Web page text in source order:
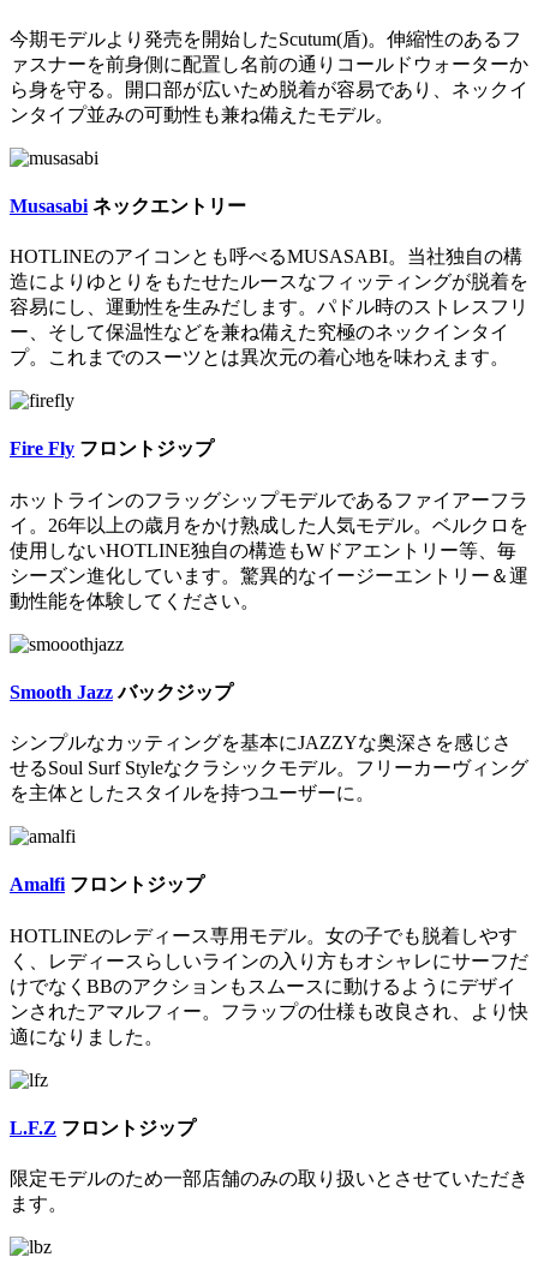
今期モデルより発売を開始したScutum(盾)。伸縮性のあるフ
ァスナーを前身側に配置し名前の通りコールドウォーターか
ら身を守る。開口部が広いため脱着が容易であり、ネックイ
ンタイプ並みの可動性も兼ね備えたモデル。
Musasabi ネックエントリー
HOTLINEのアイコンとも呼べるMUSASABI。当社独自の構
造によりゆとりをもたせたルースなフィッティングが脱着を
容易にし、運動性を生みだします。パドル時のストレスフリ
ー、そして保温性などを兼ね備えた究極のネックインタイ
プ。これまでのスーツとは異次元の着心地を味わえます。
Fire Fly フロントジップ
ホットラインのフラッグシップモデルであるファイアーフラ
イ。26年以上の歳月をかけ熟成した人気モデル。ベルクロを
使用しないHOTLINE独自の構造もWドアエントリー等、毎
シーズン進化しています。驚異的なイージーエントリー＆運
動性能を体験してください。
Smooth Jazz バックジップ
シンプルなカッティングを基本にJAZZYな奥深さを感じさ
せるSoul Surf Styleなクラシックモデル。フリーカーヴィング
を主体としたスタイルを持つユーザーに。
Amalfi フロントジップ
HOTLINEのレディース専用モデル。女の子でも脱着しやす
く、レディースらしいラインの入り方もオシャレにサーフだ
けでなくBBのアクションもスムースに動けるようにデザイ
ンされたアマルフィー。フラップの仕様も改良され、より快
適になりました。
L.F.Z フロントジップ
限定モデルのため一部店舗のみの取り扱いとさせていただき
ます。